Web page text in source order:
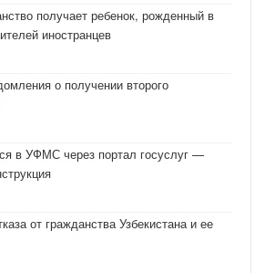
получает ребенок, рожденный в
иностранцев
о получении второго
в УФМС через портал госуслуг —
от гражданства Узбекистана и ее